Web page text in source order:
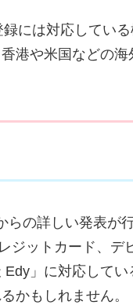
には対応してい
港や米国などの
らの詳しい発表が
ットカード、デ
」に対応してい
かもしれません。